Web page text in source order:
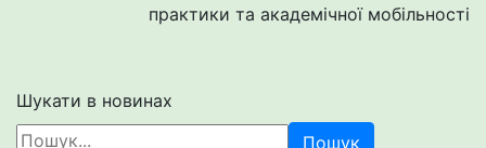
практики та академічної мобільності
Шукати в новинах
Пошук